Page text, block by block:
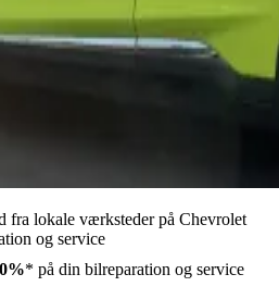
fra lokale værksteder på Chevrolet
og service
* på din bilreparation og service